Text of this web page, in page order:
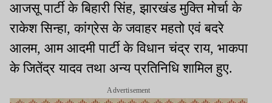
आजसू पार्टी के बिहारी सिंह, झारखंड मुक्ति मोर्चा के
राकेश सिन्हा, कांग्रेस के जवाहर महतो एवं बदरे
आलम, आम आदमी पार्टी के विधान चंद्र राय, भाकपा
के जितेंद्र यादव तथा अन्य प्रतिनिधि शामिल हुए.
Advertisement